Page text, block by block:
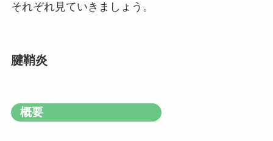
それぞれ見ていきましょう。
腱鞘炎
概要